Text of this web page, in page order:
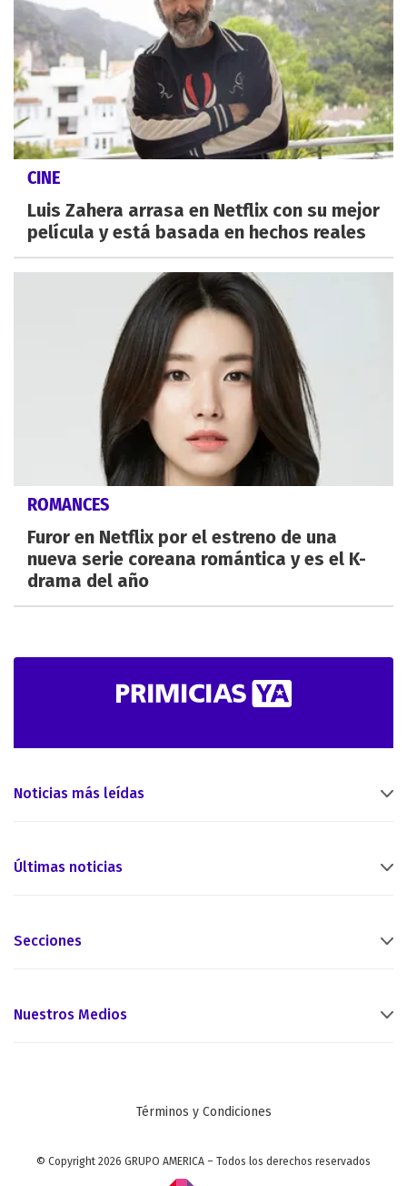
CINE
Luis Zahera arrasa en Netflix con su mejor
película y está basada en hechos reales
ROMANCES
Furor en Netflix por el estreno de una
nueva serie coreana romántica y es el K-
drama del año
Noticias más leídas
Últimas noticias
Secciones
Nuestros Medios
Términos y Condiciones
© Copyright 2026 GRUPO AMERICA – Todos los derechos reservados